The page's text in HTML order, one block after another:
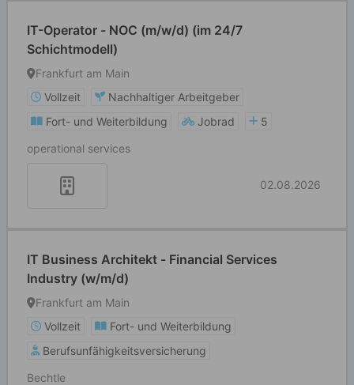
IT-Operator - NOC (m/w/d) (im 24/7
Schichtmodell)
Frankfurt am Main
Vollzeit
Nachhaltiger Arbeitgeber
Fort- und Weiterbildung
Jobrad
5
operational services
02.08.2026
IT Business Architekt - Financial Services
Industry (w/m/d)
Frankfurt am Main
Vollzeit
Fort- und Weiterbildung
Berufsunfähigkeitsversicherung
Bechtle